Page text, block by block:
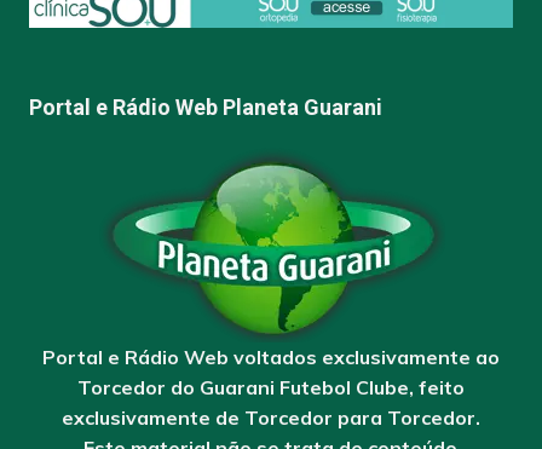
Portal e Rádio Web Planeta Guarani
Portal e Rádio Web voltados exclusivamente ao
Torcedor do Guarani Futebol Clube, feito
exclusivamente de Torcedor para Torcedor.